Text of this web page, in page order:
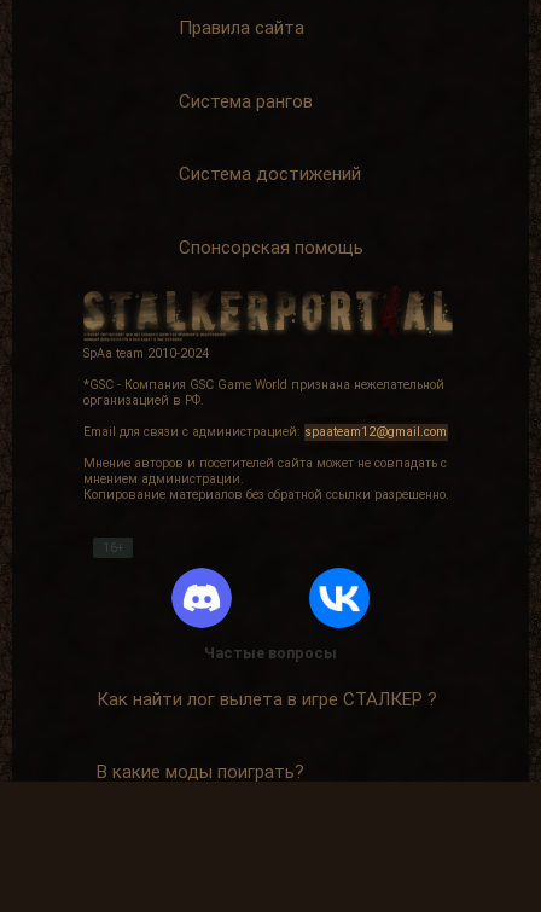
Правила сайта
Система рангов
Система достижений
Спонсорская помощь
SpAa team 2010-2024
*GSC - Компания GSC Game World признана нежелательной
организацией в РФ.
Email для связи с администрацией: spaateam12@gmail.com
Мнение авторов и посетителей сайта может не совпадать с
мнением администрации.
Копирование материалов без обратной ссылки разрешенно.
16+
Частые вопросы
Как найти лог вылета в игре СТАЛКЕР ?
В какие моды поиграть?